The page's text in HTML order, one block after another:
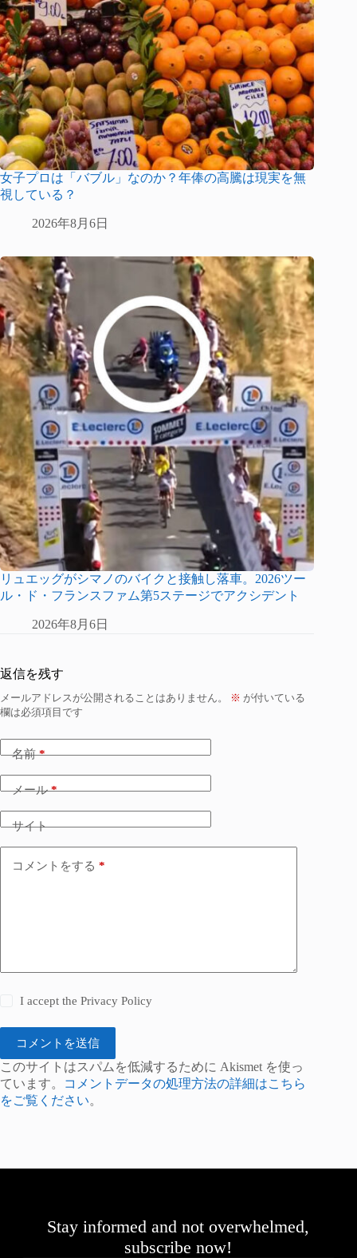
女子プロは「バブル」なのか？年俸の高騰は現実を無
視している？
2026年8月6日
リュエッグがシマノのバイクと接触し落車。2026ツー
ル・ド・フランスファム第5ステージでアクシデント
2026年8月6日
返信を残す
メールアドレスが公開されることはありません。 ※ が付いている
欄は必須項目です
名前*
メール*
サイト
コメントをする *
I accept thePrivacy Policy
コメントを送信
このサイトはスパムを低減するために Akismet を使っ
ています。
コメントデータの処理方法の詳細はこちら
をご覧ください。
Stay informed and not overwhelmed,
subscribe now!